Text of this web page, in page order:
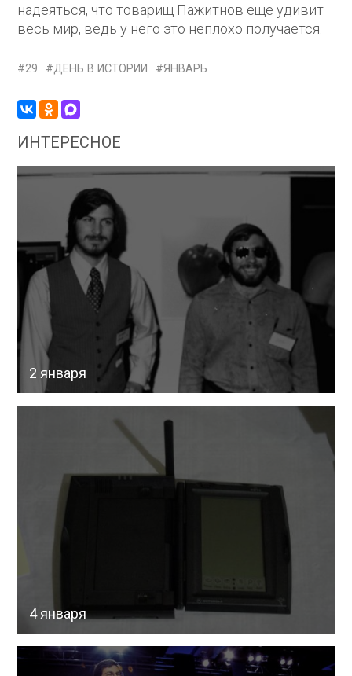
надеяться, что товарищ Пажитнов еще удивит
весь мир, ведь у него это неплохо получается.
29 ДЕНЬ В ИСТОРИИ ЯНВАРЬ
ИНТЕРЕСНОЕ
2 января
4 января